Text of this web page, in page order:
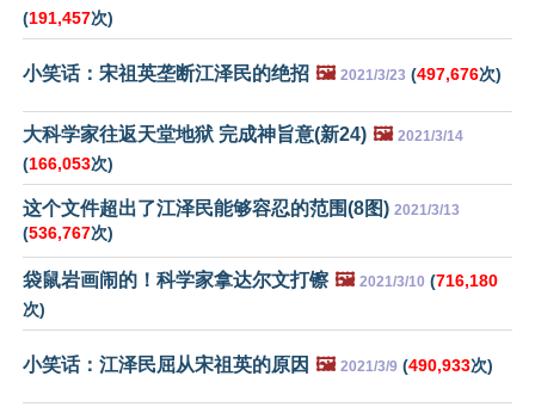
(191,457次)
小笑话：宋祖英垄断江泽民的绝招 🖼️ 2021/3/23 (497,676次)
大科学家往返天堂地狱 完成神旨意(新24) 🖼️ 2021/3/14
(166,053次)
这个文件超出了江泽民能够容忍的范围(8图) 2021/3/13
(536,767次)
袋鼠岩画闹的！科学家拿达尔文打镲 🖼️ 2021/3/10 (716,180
次)
小笑话：江泽民屈从宋祖英的原因 🖼️ 2021/3/9 (490,933次)